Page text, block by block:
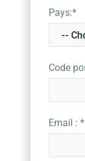
Pays:*
Code
Email : *